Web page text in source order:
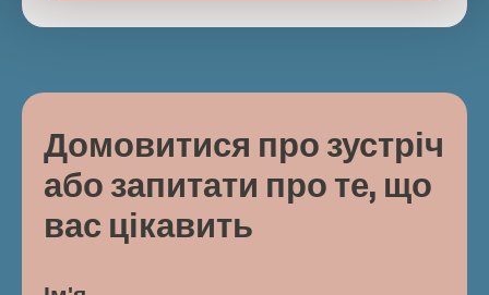
Домовитися про зустріч
або запитати про те, що
вас цікавить